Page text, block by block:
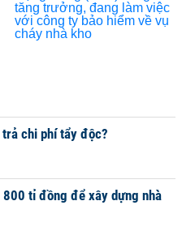
chi phí tẩy độc?
tỉ đồng để xây dựng nhà